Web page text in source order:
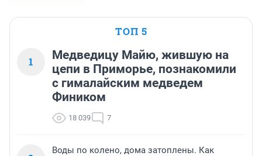
ТОП 5
1
Медведицу Майю, жившую на
цепи в Приморье, познакомили
с гималайским медведем
Фиником
18 039 7
Воды по колено, дома затоплены. Как